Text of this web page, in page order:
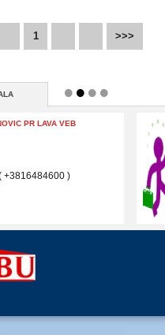
1 >>>
obrazovanje
1
( 060/7671174 )